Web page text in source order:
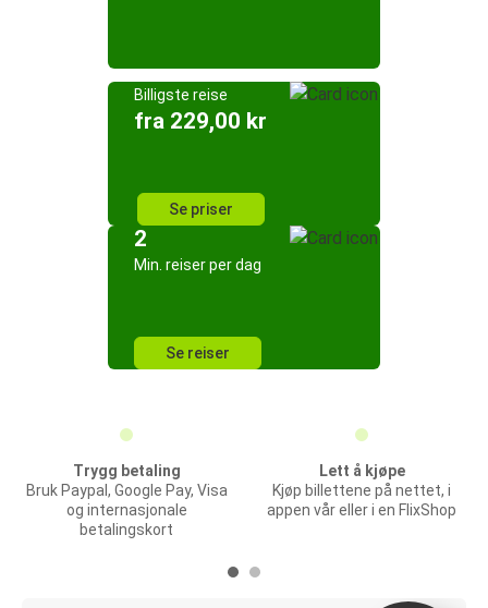
Billigste reise
fra 229,00 kr
Se priser
2
Min. reiser per dag
Se reiser
Trygg betaling
Bruk Paypal, Google Pay, Visa
og internasjonale
betalingskort
Lett å kjøpe
Kjøp billettene på nettet, i
appen vår eller i en FlixShop